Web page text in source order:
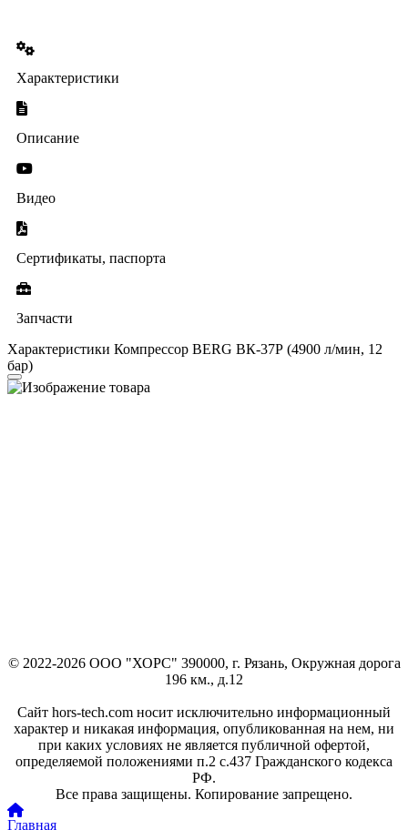
Характеристики
Описание
Видео
Сертификаты, паспорта
Запчасти
Характеристики Компрессор BERG ВК-37Р (4900 л/мин, 12
бар)
© 2022-2026 ООО "ХОРС" 390000, г. Рязань, Окружная дорога
196 км., д.12
Сайт hors-tech.com носит исключительно информационный
характер и никакая информация, опубликованная на нем, ни
при каких условиях не является публичной офертой,
определяемой положениями п.2 с.437 Гражданского кодекса
РФ.
Все права защищены. Копирование запрещено.
Главная